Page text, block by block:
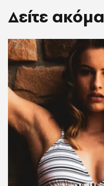
Δείτε ακόμα